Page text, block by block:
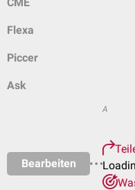
Flexa
Piccer
Ask
Bearbeiten
A